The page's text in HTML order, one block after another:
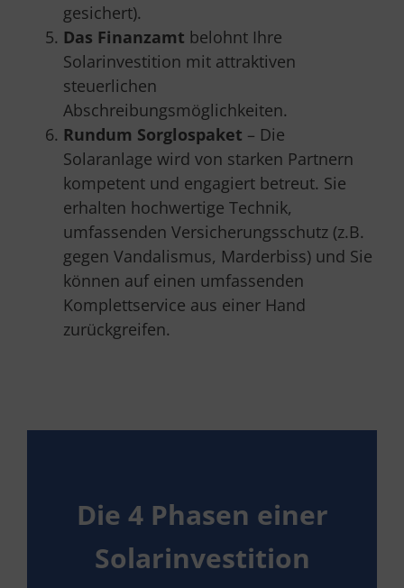
gesichert).
Das Finanzamt belohnt Ihre
Solarinvestition mit attraktiven
steuerlichen
Abschreibungsmöglichkeiten.
Rundum Sorglospaket – Die
Solaranlage wird von starken Partnern
kompetent und engagiert betreut. Sie
erhalten hochwertige Technik,
umfassenden Versicherungsschutz (z.B.
gegen Vandalismus, Marderbiss) und Sie
können auf einen umfassenden
Komplettservice aus einer Hand
zurückgreifen.
Die 4 Phasen einer
Solarinvestition